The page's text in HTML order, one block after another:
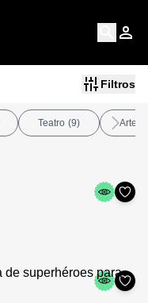
Filtros
Teatro (9) Arte